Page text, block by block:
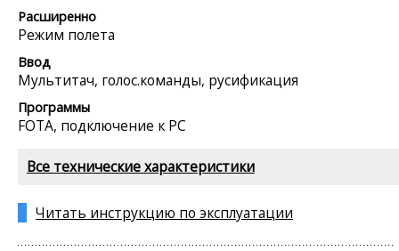
Расширенно
Режим полета
Ввод
Мультитач, голос.команды, русификация
Программы
FOTA, подключение к PC
Все технические характеристики
Читать инструкцию по эксплуатации